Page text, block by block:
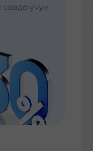
савдо учун